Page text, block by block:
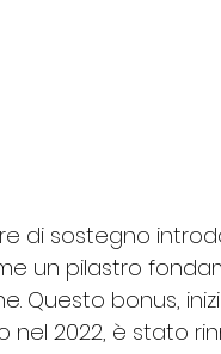
di sostegno
un pilastro
Questo bonus,
2022, è stato